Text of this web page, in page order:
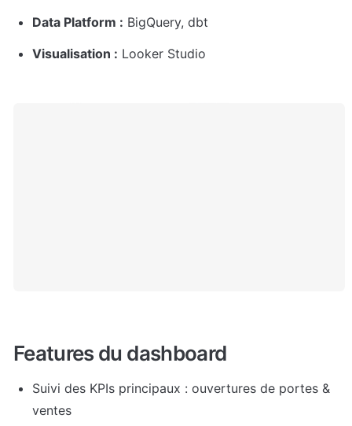
Data Platform : BigQuery, dbt
Visualisation : Looker Studio
Features du dashboard
Suivi des KPIs principaux : ouvertures de portes &
ventes